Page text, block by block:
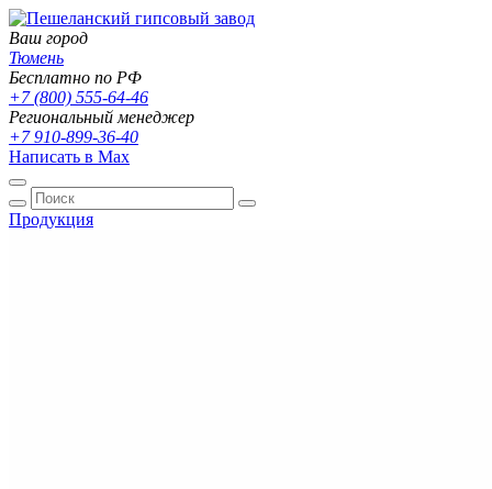
Ваш город
Тюмень
Бесплатно по РФ
+7 (800) 555-64-46
Региональный менеджер
+7 910-899-36-40
Написать в Max
Продукция